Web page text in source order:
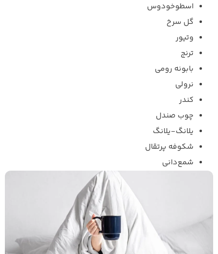
اسطوخودوس
گل سرخ
وتیور
ترنج
بابونه رومی
نرولی
کندر
چوب صندل
یلانگ-یلانگ
شکوفه پرتقال
شمع‌دانی